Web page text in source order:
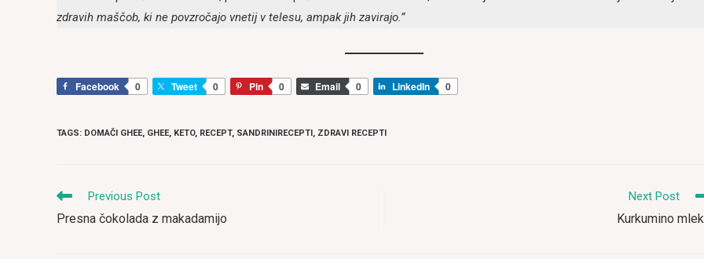
zdravih maščob, ki ne povzročajo vnetij v telesu, ampak jih zavirajo.”
Facebook 0 Tweet 0 Pin 0 Email 0 LinkedIn 0
TAGS: DOMAČI GHEE, GHEE, KETO, RECEPT, SANDRINIRECEPTI , ZDRAVI RECEPTI
Read
articles
Previous Post
Presna čokolada z makadamijo
Next Post
Kurkumino